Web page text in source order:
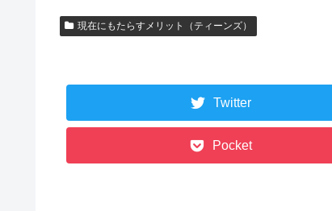
現在にもたらすメリット（ティーンズ）
Twitter
Pocket